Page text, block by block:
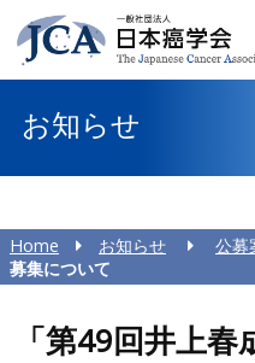
お知らせ
Home お知らせ 公募
募集について
「第49回井上